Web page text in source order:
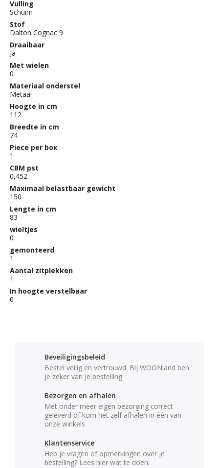
Vulling
Schuim
Stof
Dalton Cognac 9
Draaibaar
Ja
Met wielen
0
Materiaal onderstel
Metaal
Hoogte in cm
112
Breedte in cm
74
Piece per box
1
CBM pst
0,452
Maximaal belastbaar gewicht
150
Lengte in cm
83
wieltjes
0
gemonteerd
1
Aantal zitplekken
1
In hoogte verstelbaar
0
Beveiligingsbeleid
Bestel veilig en vertrouwd. Bij WOONland ben
je zeker van je bestelling.
Bezorgen en afhalen
Met onder meer eigen bezorging correct
geleverd of kom het zelf afhalen in één van
onze winkels
Klantenservice
Heb je vragen of opmerkingen over je
bestelling? Lees hier wat te doen.